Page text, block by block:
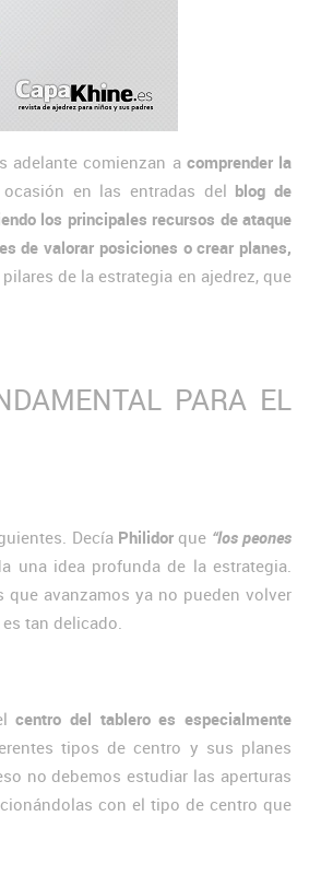
adelante comienzan a comprender la
en las entradas del blog de
los principales recursos de ataque
de valorar posiciones o crear planes,
de la estrategia en ajedrez, que
PARA EL
Decía Philidorque “los peones
una idea profunda de la estrategia.
avanzamos ya no pueden volver
tan delicado.
centro del tablero es especialmente
tipos de centro y sus planes
no debemos estudiar las aperturas
con el tipo de centro que